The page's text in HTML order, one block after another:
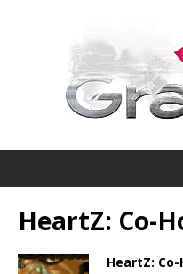
HeartZ: Co-
HeartZ: